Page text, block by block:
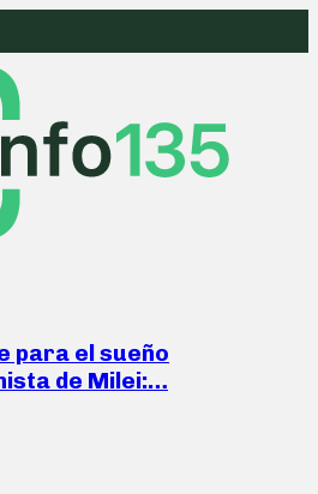
para el sueño
de Milei:…